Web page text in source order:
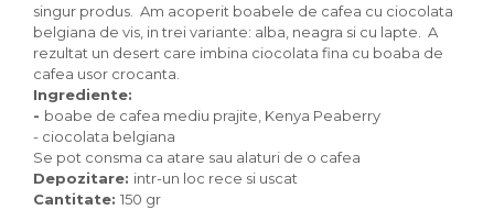
singur produs. Am acoperit boabele de cafea cu ciocolata
belgiana de vis, in trei variante: alba, neagra si cu lapte. A
rezultat un desert care imbina ciocolata fina cu boaba de
cafea usor crocanta.
Ingrediente:
- boabe de cafea mediu prajite, Kenya Peaberry
- ciocolata belgiana
Se pot consma ca atare sau alaturi de o cafea
Depozitare: intr-un loc rece si uscat
Cantitate: 150 gr